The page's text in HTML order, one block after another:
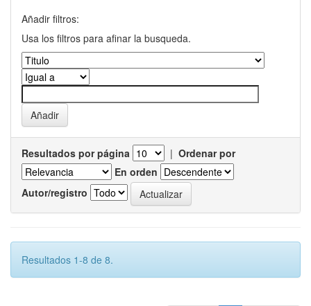
Añadir filtros:
Usa los filtros para afinar la busqueda.
Resultados por página | Ordenar por
En orden
Autor/registro
Resultados 1-8 de 8.